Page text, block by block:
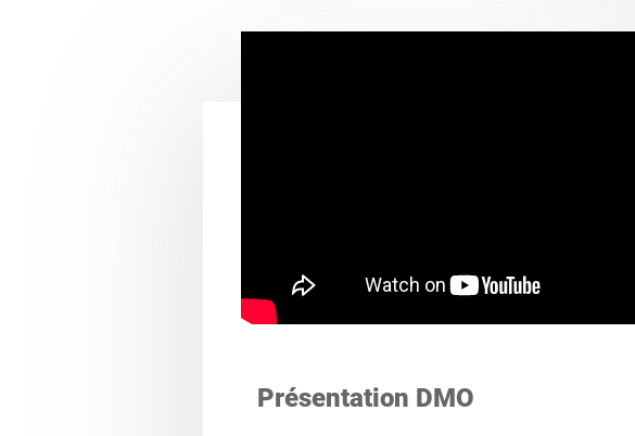
Présentation DMO